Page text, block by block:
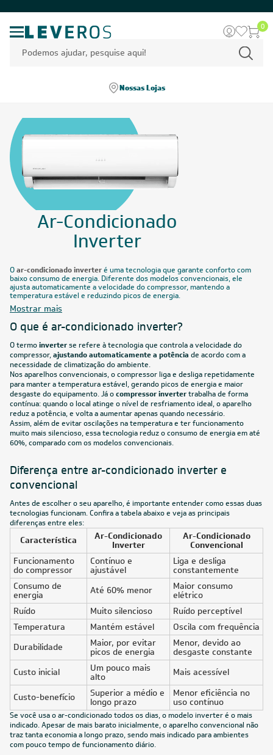
Ar-Condicionado
Inverter
Oar-condicionado inverteré uma tecnologia que garante conforto com
baixo consumo de energia. Diferente dos modelos convencionais, ele
ajusta automaticamente a velocidade do compressor, mantendo a
temperatura estável e reduzindo picos de energia.
Mostrar mais
Filtro
30.000
Ar-Condicionado Split HW Elgin Eco Inverter II Wi-Fi
30.000 BTUs R-32 Quente/Frio 220V
R$ 5.319,05à vista
ou8xdeR$ 699,88
FRETE REDUZIDO
18.000
BTUs
Ar-Condicionado Split HW Inverter Elgin Eco III Wi-Fi
18.000 BTUs R-32 Só Frio 220V
R$ 2.849,05à vista
ou8xdeR$ 374,88